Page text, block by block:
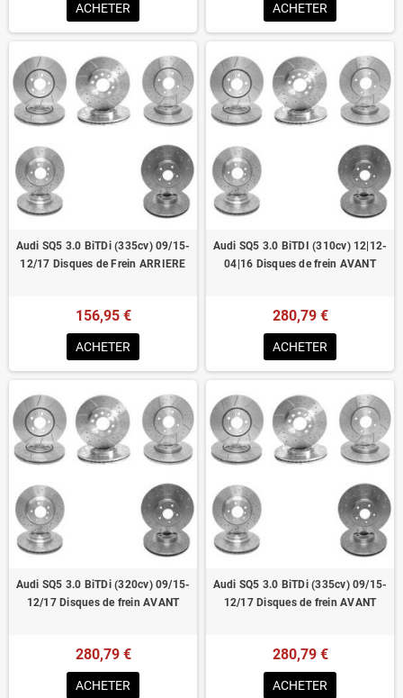
ACHETER ACHETER
Audi SQ5 3.0 BiTDi (335cv) 09/15-
12/17 Disques de Frein ARRIERE
156,95 €
ACHETER
Audi SQ5 3.0 BiTDI (310cv) 12|12-
04|16 Disques de frein AVANT
280,79 €
ACHETER
Audi SQ5 3.0 BiTDi (320cv) 09/15-
12/17 Disques de frein AVANT
280,79 €
ACHETER
Audi SQ5 3.0 BiTDi (335cv) 09/15-
12/17 Disques de frein AVANT
280,79 €
ACHETER